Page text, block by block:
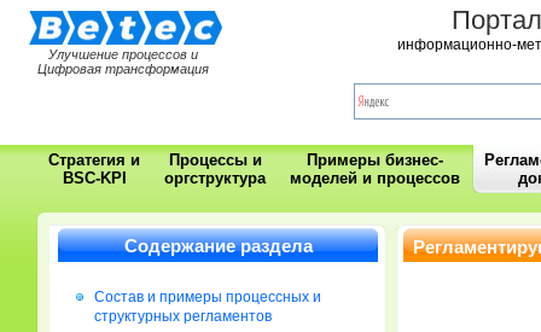
Улучшение процессов и
Цифровая трансформация
информационно-
Стратегия и
BSC-KPI
Процессы и
оргструктура
Примеры бизнес-
моделей и процессов
Содержание раздела
Состав и примеры процессных и
структурных регламентов